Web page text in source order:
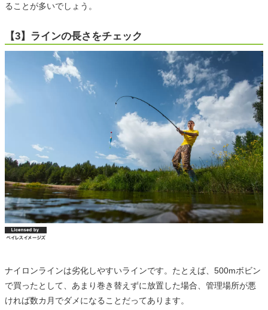
ることが多いでしょう。
【3】ラインの長さをチェック
ナイロンラインは劣化しやすいラインです。たとえば、500mボビン
で買ったとして、あまり巻き替えずに放置した場合、管理場所が悪
ければ数カ月でダメになることだってあります。